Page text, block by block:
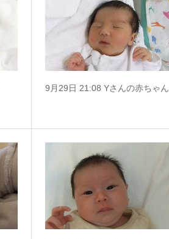
9月29日 21:08 Yさんの赤ちゃん